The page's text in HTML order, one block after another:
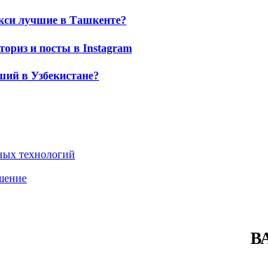
лучшие в Ташкенте?
и посты в Instagram
в Узбекистане?
технологий